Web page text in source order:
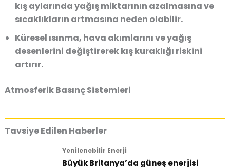
kış aylarında yağış miktarının azalmasına ve
sıcaklıkların artmasına neden olabilir.
Küresel ısınma, hava akımlarını ve yağış
desenlerini değiştirerek kış kuraklığı riskini
artırır.
Atmosferik Basınç Sistemleri
Tavsiye Edilen Haberler
Yenilenebilir Enerji
Büyük Britanya’da güneş enerjisi